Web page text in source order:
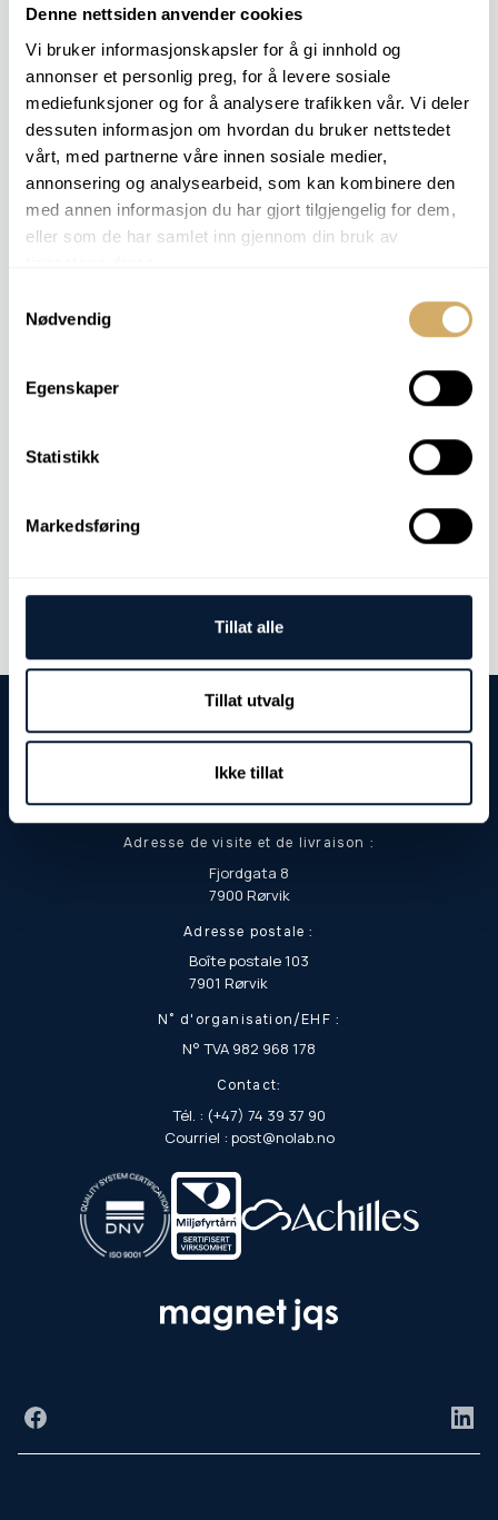
Denne nettsiden anvender cookies
Vi bruker informasjonskapsler for å gi innhold og
annonser et personlig preg, for å levere sosiale
mediefunksjoner og for å analysere trafikken vår. Vi deler
dessuten informasjon om hvordan du bruker nettstedet
vårt, med partnerne våre innen sosiale medier,
annonsering og analysearbeid, som kan kombinere den
med annen informasjon du har gjort tilgjengelig for dem,
eller som de har samlet inn gjennom din bruk av
Nødvendig
Egenskaper
Statistikk
Markedsføring
Tillat alle
Tillat utvalg
Ikke tillat
vous avez besoin.
Nous vous aidons avec :
Développement et essais de nouveaux lubrifiants ou types
de plastiques
Documentation et assurance qualité
Essais à long terme et études comparatives
projets de recherche personnalisés
DERNIERS ARTICLES
Nolab Je vous souhaite de joyeuses fêtes
Les huiles biodégradables offrent de nouvelles opportunités – et
Adresse de visite et de livraison :
Fjordgata 8
7900 Rørvik
Adresse postale :
Boîte postale 103
7901 Rørvik
N° d'organisation/EHF :
N° TVA 982 968 178
Contact:
Tél. : (+47) 74 39 37 90
Courriel : post@nolab.no
Facebook